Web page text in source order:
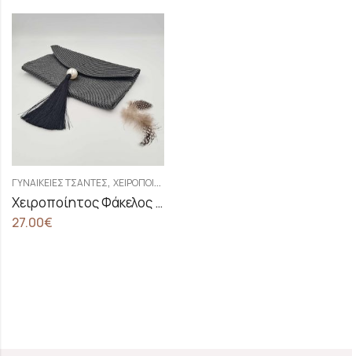
ΓΥΝΑΙΚΕΊΕΣ ΤΣΆΝΤΕΣ, ΧΕΙΡΟΠΟΊΗΤΕΣ - ΓΥΝΑΙΚΕΊΕΣ ΤΣΆΝΤΕΣ ΦΆΚΕΛΟΙ
Χειροποίητος Φάκελος Με Πέρλα Και Φούντα
27.00€